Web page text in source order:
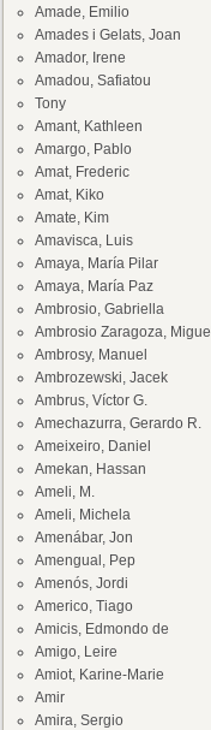
Amade, Emilio
Amades i Gelats, Joan
Amador, Irene
Amadou, Safiatou
Tony
Amant, Kathleen
Amargo, Pablo
Amat, Frederic
Amat, Kiko
Amate, Kim
Amavisca, Luis
Amaya, María Pilar
Amaya, María Paz
Ambrosio, Gabriella
Ambrosio Zaragoza, Miguel
Ambrosy, Manuel
Ambrozewski, Jacek
Ambrus, Víctor G.
Amechazurra, Gerardo R.
Ameixeiro, Daniel
Amekan, Hassan
Ameli, M.
Ameli, Michela
Amenábar, Jon
Amengual, Pep
Amenós, Jordi
Americo, Tiago
Amicis, Edmondo de
Amigo, Leire
Amiot, Karine-Marie
Amir
Amira, Sergio